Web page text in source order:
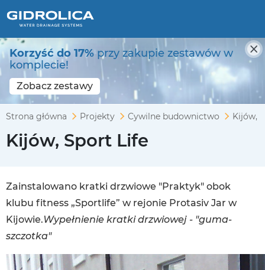
Korzyść do 17% przy zakupie zestawów w
komplecie!
Zobacz zestawy
Strona główna Projekty Cywilne budownictwo Kijów,
Kijów, Sport Life
Zainstalowano kratki drzwiowe "Praktyk" obok
klubu fitness „Sportlife” w rejonie Protasiv Jar w
Kijowie.Wypełnienie kratki drzwiowej - "guma-
szczotka"